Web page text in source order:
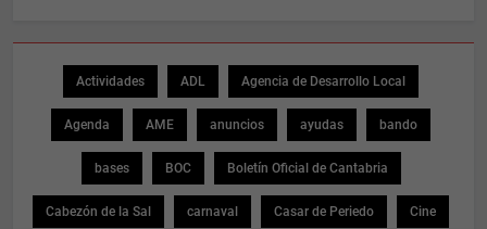
Actividades ADL Agencia de Desarrollo Local
Agenda AME anuncios ayudas bando
bases BOC Boletín Oficial de Cantabria
Cabezón de la Sal carnaval Casar de Periedo Cine